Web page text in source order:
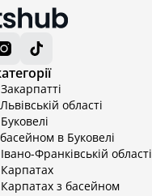
області
в Буковелі
Франківській області
з басейном